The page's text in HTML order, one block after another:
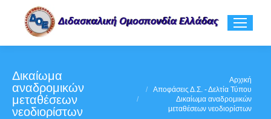
Δικαίωμα
αναδρομικών
μεταθέσεων
νεοδιορίστων
Αρχική
Αποφάσεις Δ.Σ. - Δελτία Τύπου
Δικαίωμα αναδρομικών
μεταθέσεων νεοδιορίστων